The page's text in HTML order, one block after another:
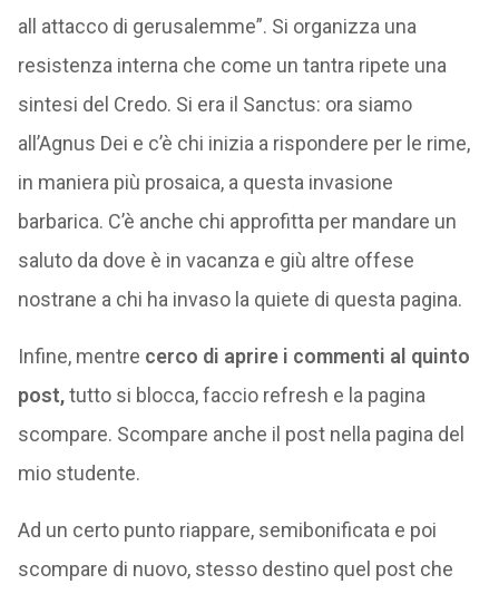
all attacco di gerusalemme”. Si organizza una
resistenza interna che come un tantra ripete una
sintesi del Credo. Si era il Sanctus: ora siamo
all’Agnus Dei e c’è chi inizia a rispondere per le rime,
in maniera più prosaica, a questa invasione
barbarica. C’è anche chi approfitta per mandare un
saluto da dove è in vacanza e giù altre offese
nostrane a chi ha invaso la quiete di questa pagina.
Infine, mentre cerco di aprire i commenti al quinto
post,tutto si blocca, faccio refresh e la pagina
scompare. Scompare anche il post nella pagina del
mio studente.
Ad un certo punto riappare, semibonificata e poi
scompare di nuovo, stesso destino quel post che